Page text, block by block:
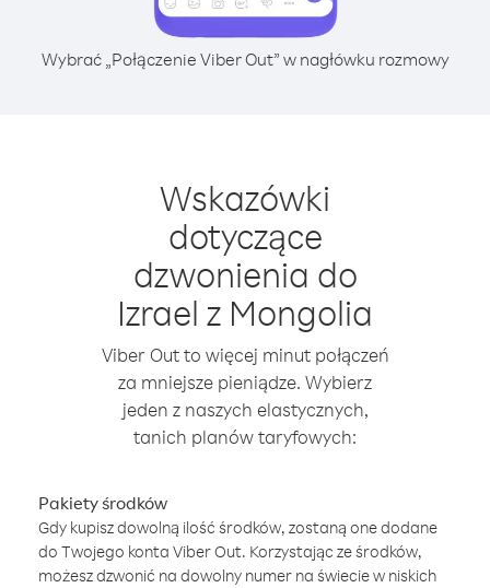
Wybrać „Połączenie Viber Out” w nagłówku rozmowy
Wskazówki
dotyczące
dzwonienia do
Izrael z Mongolia
Viber Out to więcej minut połączeń
za mniejsze pieniądze. Wybierz
jeden z naszych elastycznych,
tanich planów taryfowych:
Pakiety środków
Gdy kupisz dowolną ilość środków, zostaną one dodane
do Twojego konta Viber Out. Korzystając ze środków,
możesz dzwonić na dowolny numer na świecie w niskich